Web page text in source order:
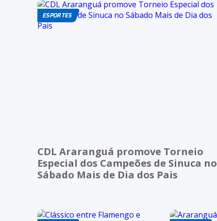
ESPORTES
CDL Araranguá promove Torneio
Especial dos Campeões de Sinuca no
Sábado Mais de Dia dos Pais